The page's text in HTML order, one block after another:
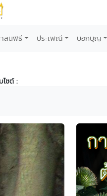
สนพิธี ประเพณี บอกบุญ
ไซต์ :